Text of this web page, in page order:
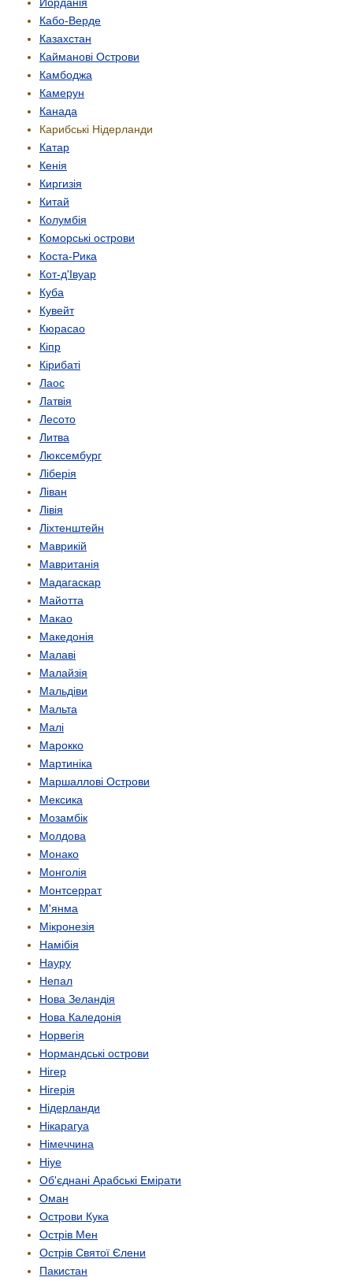
Кабо-Верде
Казахстан
Кайманові Острови
Камбоджа
Камерун
Канада
Карибські Нідерланди
Катар
Кенія
Киргизія
Китай
Колумбія
Коморські острови
Коста-Рика
Кот-д'Івуар
Куба
Кувейт
Кюрасао
Кіпр
Кірибаті
Лаос
Латвія
Лесото
Литва
Люксембург
Ліберія
Ліван
Лівія
Ліхтенштейн
Маврикій
Мавританія
Мадагаскар
Майотта
Макао
Македонія
Малаві
Малайзія
Мальдіви
Мальта
Малі
Марокко
Мартиніка
Маршаллові Острови
Мексика
Мозамбік
Молдова
Монако
Монголія
Монтсеррат
М'янма
Мікронезія
Намібія
Науру
Непал
Нова Зеландія
Нова Каледонія
Норвегія
Нормандські острови
Нігер
Нігерія
Нідерланди
Нікарагуа
Німеччина
Ніуе
Об'єднані Арабські Емірати
Оман
Острови Кука
Острів Мен
Острів Святої Єлени
Пакистан